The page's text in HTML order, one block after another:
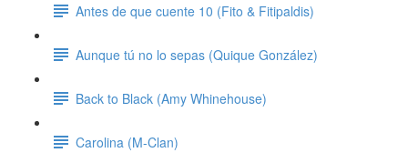
Antes de que cuente 10 (Fito & Fitipaldis)
Aunque tú no lo sepas (Quique González)
Back to Black (Amy Whinehouse)
Carolina (M-Clan)